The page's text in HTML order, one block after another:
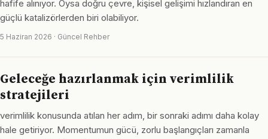
hafife alınıyor. Oysa doğru çevre, kişisel gelişimi hızlandıran en
güçlü katalizörlerden biri olabiliyor.
5 Haziran 2026 · Güncel Rehber
Geleceğe hazırlanmak için verimlilik
stratejileri
verimlilik konusunda atılan her adım, bir sonraki adımı daha kolay
hale getiriyor. Momentumun gücü, zorlu başlangıçları zamanla